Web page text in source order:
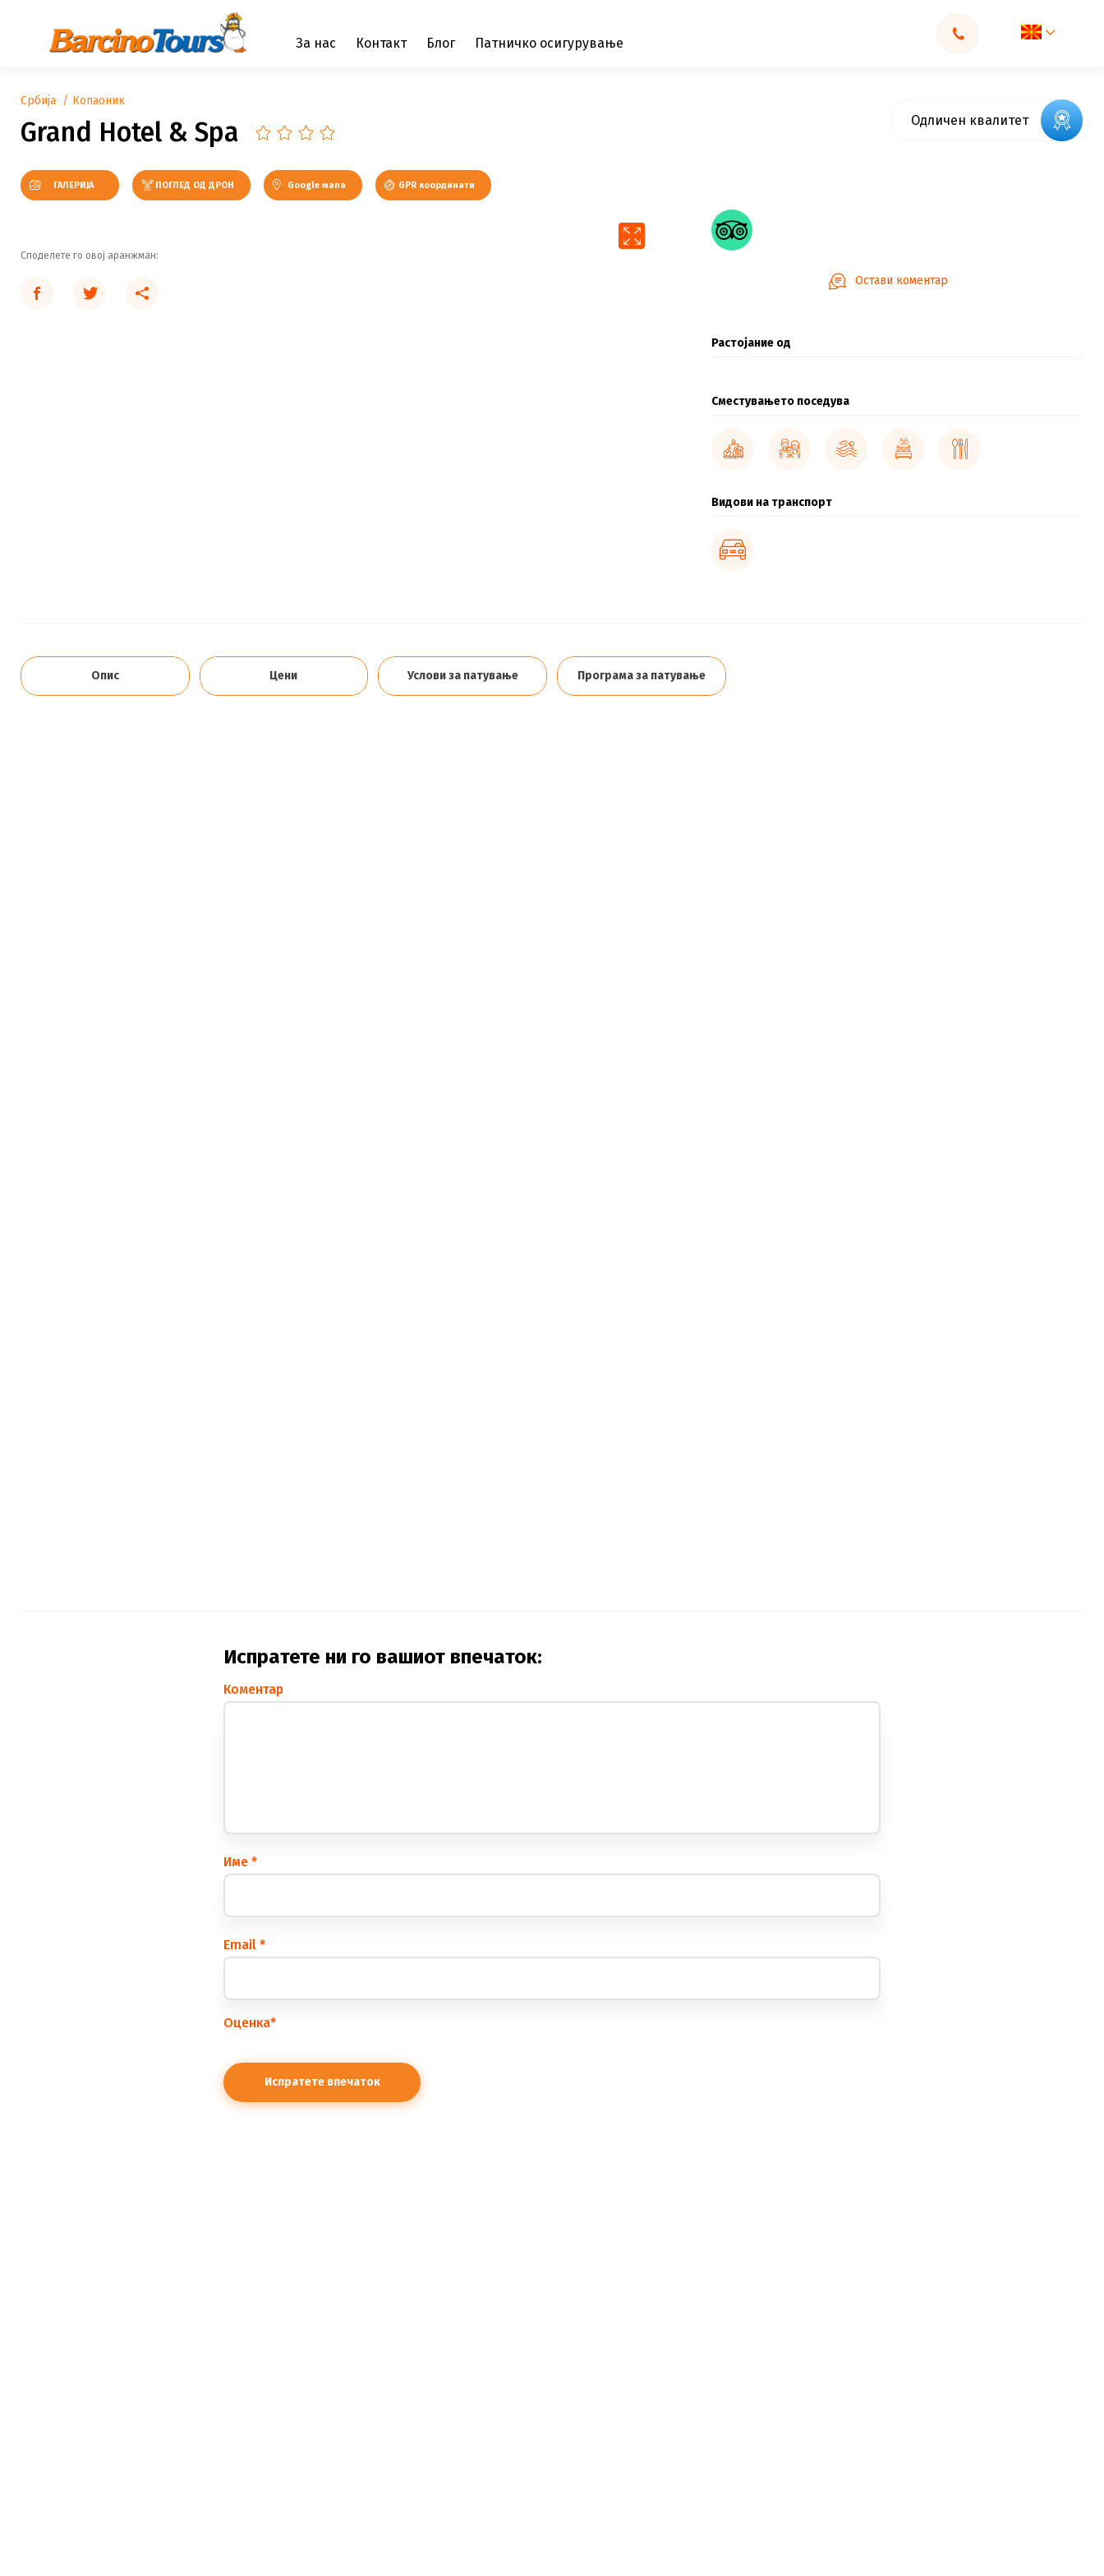
За нас Контакт Блог Патничко осигурување
Србија Копаоник
Grand Hotel & Spa Одличен квалитет
ГАЛЕРИЈА ПОГЛЕД ОД ДРОН Google мапа GPR координати
Споделете го овој аранжман:
Остави коментар
Растојание од
Сместувањето поседува
Видови на транспорт
Опис Цени Услови за патување Програма за патување
Испратете ни го вашиот впечаток:
Коментар
Име *
Еmail *
Оценка*